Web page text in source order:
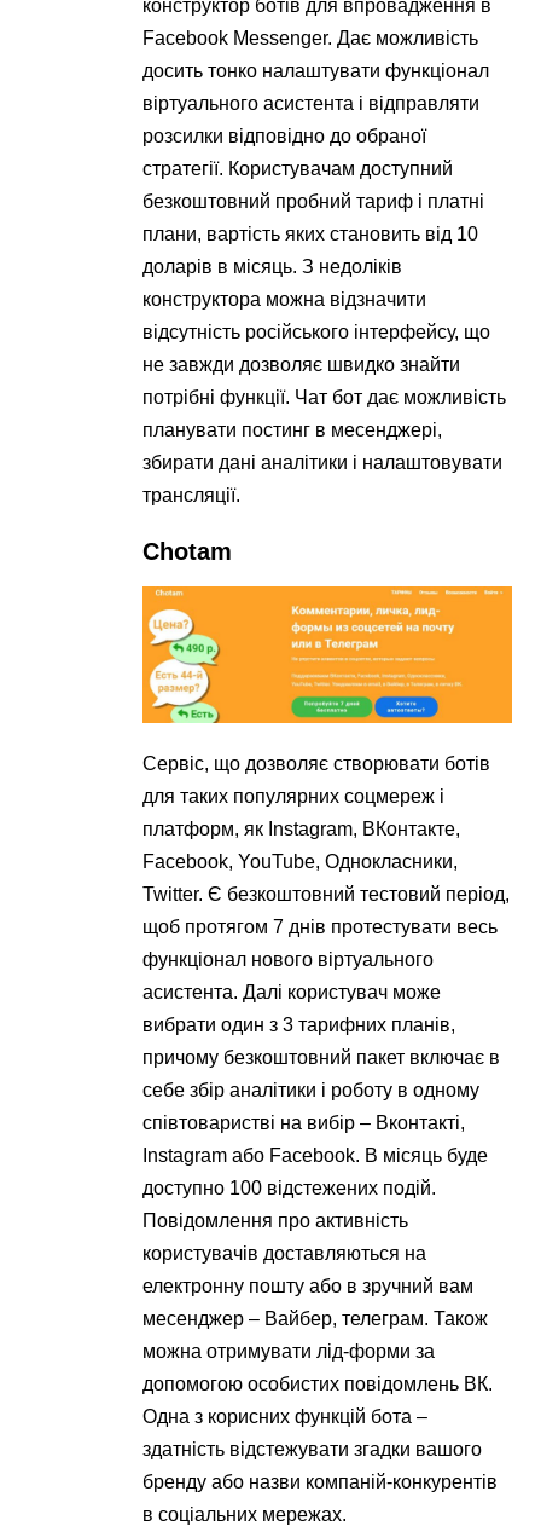
конструктор ботів для впровадження в
Facebook Messenger. Дає можливість
досить тонко налаштувати функціонал
віртуального асистента і відправляти
розсилки відповідно до обраної
стратегії. Користувачам доступний
безкоштовний пробний тариф і платні
плани, вартість яких становить від 10
доларів в місяць. З недоліків
конструктора можна відзначити
відсутність російського інтерфейсу, що
не завжди дозволяє швидко знайти
потрібні функції. Чат бот дає можливість
планувати постинг в месенджері,
збирати дані аналітики і налаштовувати
трансляції.
Chotam
Сервіс, що дозволяє створювати ботів
для таких популярних соцмереж і
платформ, як Instagram, ВКонтакте,
Facebook, YouTube, Однокласники,
Twitter. Є безкоштовний тестовий період,
щоб протягом 7 днів протестувати весь
функціонал нового віртуального
асистента. Далі користувач може
вибрати один з 3 тарифних планів,
причому безкоштовний пакет включає в
себе збір аналітики і роботу в одному
співтоваристві на вибір – Вконтакті,
Instagram або Facebook. В місяць буде
доступно 100 відстежених подій.
Повідомлення про активність
користувачів доставляються на
електронну пошту або в зручний вам
месенджер – Вайбер, телеграм. Також
можна отримувати лід-форми за
допомогою особистих повідомлень ВК.
Одна з корисних функцій бота –
здатність відстежувати згадки вашого
бренду або назви компаній-конкурентів
в соціальних мережах.